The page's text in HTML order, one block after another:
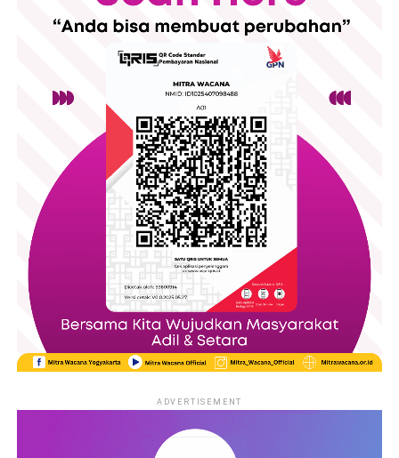
Direktur Mitra Wacana
Ir. Imelda Zuhaida, MP
ADVERTISEMENT